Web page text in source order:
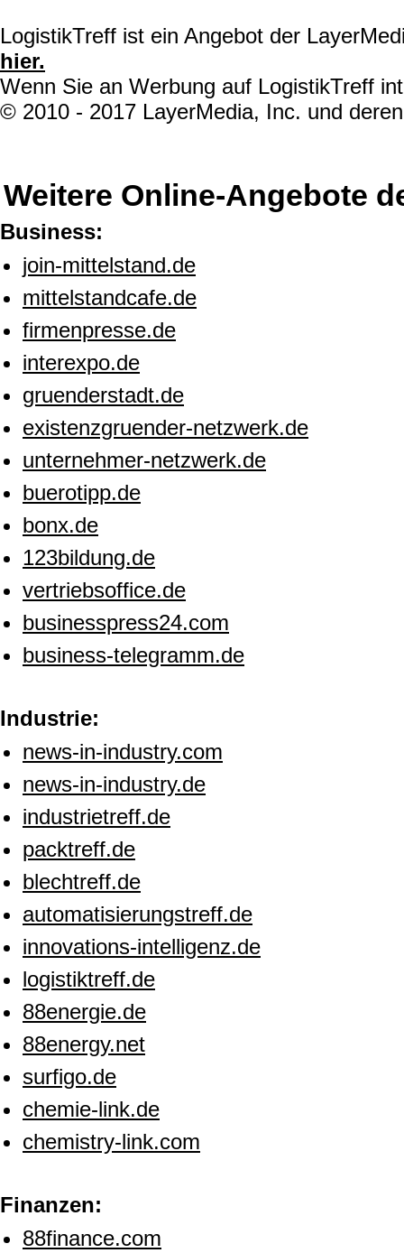
LogistikTreff ist ein Angebot der
hier.
Wenn Sie an Werbung auf LogistikTreff
© 2010 - 2017 LayerMedia, Inc. und
Weitere Online-Angebote
Business:
join-mittelstand.de
mittelstandcafe.de
firmenpresse.de
interexpo.de
gruenderstadt.de
existenzgruender-netzwerk.de
unternehmer-netzwerk.de
buerotipp.de
bonx.de
123bildung.de
vertriebsoffice.de
businesspress24.com
business-telegramm.de
Industrie:
news-in-industry.com
news-in-industry.de
industrietreff.de
packtreff.de
blechtreff.de
automatisierungstreff.de
innovations-intelligenz.de
logistiktreff.de
88energie.de
88energy.net
surfigo.de
chemie-link.de
chemistry-link.com
Finanzen:
88finance.com